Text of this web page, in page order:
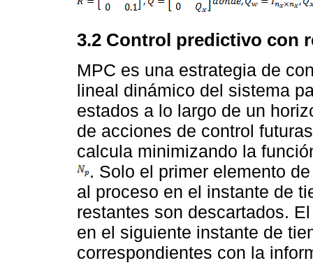
3.2 Control predictivo con
MPC es una estrategia de
lineal dinámico del sistema
estados a lo largo de un
de acciones de control
calcula minimizando la
. Solo el primer elemento
al proceso en el instante de
restantes son descartados.
en el siguiente instante de
correspondientes con la